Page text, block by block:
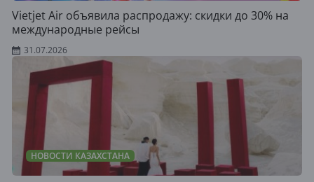
Vietjet Air объявила распродажу: скидки до 30% на
международные рейсы
31.07.2026
НОВОСТИ КАЗАХСТАНА